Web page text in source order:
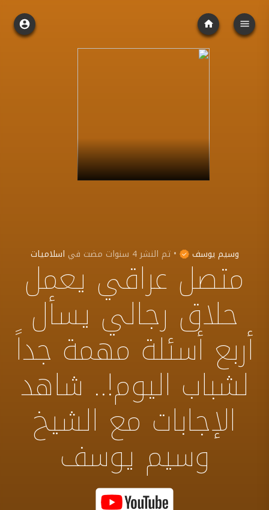
وسيم يوسف • تم النشر4 سنوات مضت في اسلاميات
متصل عراقي يعمل
حلاق رجالي يسأل
أربع أسئلة مهمة جداً
لشباب اليوم!.. شاهد
الإجابات مع الشيخ
وسيم يوسف